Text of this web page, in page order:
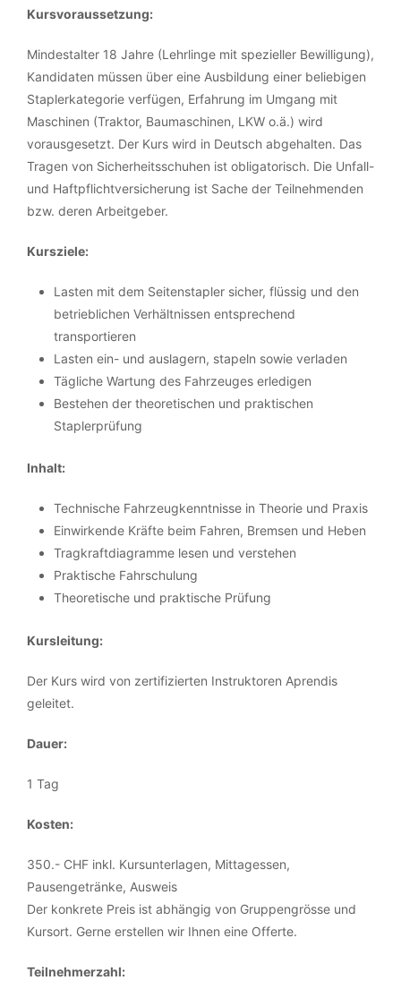
Kursvoraussetzung:
Mindestalter 18 Jahre (Lehrlinge mit spezieller Bewilligung),
Kandidaten müssen über eine Ausbildung einer beliebigen
Staplerkategorie verfügen, Erfahrung im Umgang mit
Maschinen (Traktor, Baumaschinen, LKW o.ä.) wird
vorausgesetzt. Der Kurs wird in Deutsch abgehalten. Das
Tragen von Sicherheitsschuhen ist obligatorisch. Die Unfall-
und Haftpflichtversicherung ist Sache der Teilnehmenden
bzw. deren Arbeitgeber.
Kursziele:
Lasten mit dem Seitenstapler sicher, flüssig und den
betrieblichen Verhältnissen entsprechend
transportieren
Lasten ein- und auslagern, stapeln sowie verladen
Tägliche Wartung des Fahrzeuges erledigen
Bestehen der theoretischen und praktischen
Staplerprüfung
Inhalt:
Technische Fahrzeugkenntnisse in Theorie und Praxis
Einwirkende Kräfte beim Fahren, Bremsen und Heben
Tragkraftdiagramme lesen und verstehen
Praktische Fahrschulung
Theoretische und praktische Prüfung
Kursleitung:
Der Kurs wird von zertifizierten Instruktoren Aprendis
geleitet.
Dauer:
1 Tag
Kosten:
350.- CHF inkl. Kursunterlagen, Mittagessen,
Pausengetränke, Ausweis
Der konkrete Preis ist abhängig von Gruppengrösse und
Kursort. Gerne erstellen wir Ihnen eine Offerte.
Teilnehmerzahl: